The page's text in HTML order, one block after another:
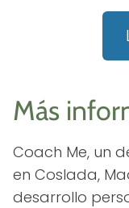
Más
Coach Me, un
en Coslada,
desarrollo